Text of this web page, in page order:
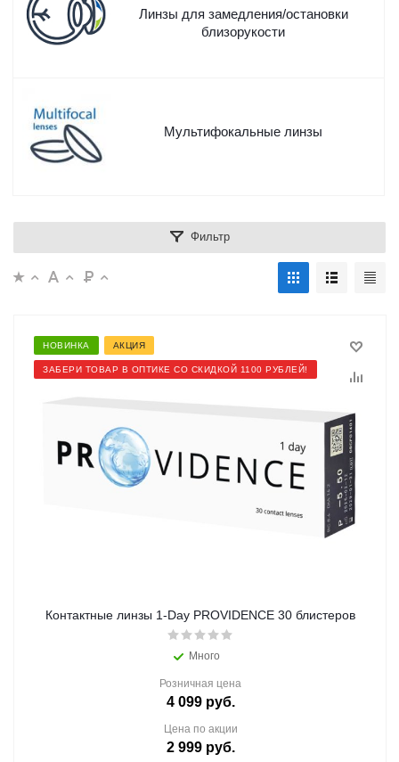
Линзы для замедления/остановки
близорукости
Мультифокальные линзы
Фильтр
НОВИНКА АКЦИЯ
ЗАБЕРИ ТОВАР В ОПТИКЕ СО СКИДКОЙ 1100 РУБЛЕЙ!
Контактные линзы 1-Day PROVIDENCE 30 блистеров
Много
Розничная цена
4 099руб.
Цена по акции
2 999руб.